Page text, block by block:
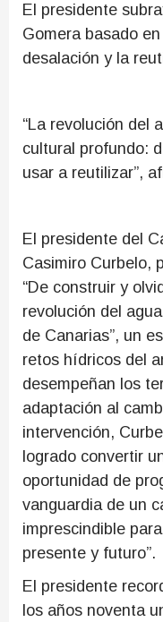
El presidente
Gomera basado
desalación y la
“La revolución del
cultural profundo:
usar a reutilizar”,
El presidente del
Casimiro Curbelo,
“De construir y
revolución del
de Canarias”, un
retos hídricos del
desempeñan los
adaptación al
intervención,
logrado convertir
oportunidad de
vanguardia de un
imprescindible
presente y futuro”.
El presidente
los años noventa